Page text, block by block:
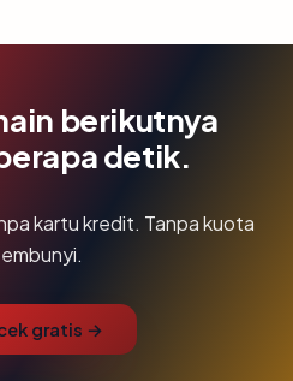
berikutnya
detik.
kartu kredit. Tanpa kuota
gratis →